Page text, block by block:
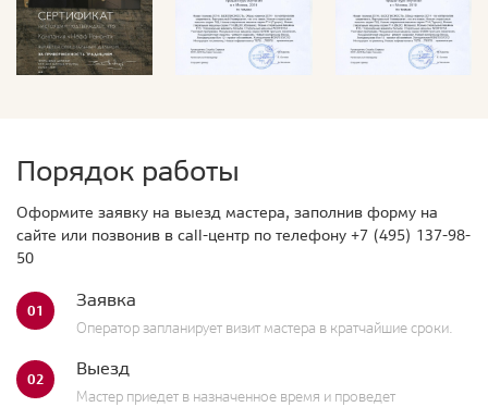
Порядок работы
Оформите заявку на выезд мастера, заполнив форму на
сайте или позвонив в call-центр по телефону +7 (495) 137-98-
50
01 Заявка
Оператор запланирует визит мастера в кратчайшие сроки.
02 Выезд
Мастер приедет в назначенное время и проведет